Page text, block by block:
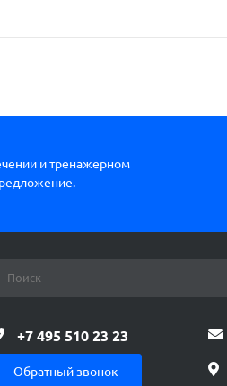
и тренажерном
+7 495 510 23 23
Обратный звонок